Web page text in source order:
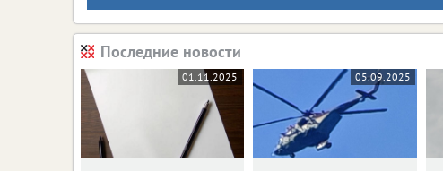
Последние новости
01.11.2025 05.09.2025